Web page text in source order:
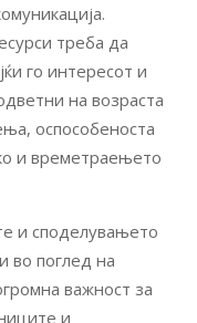
треба да
го интересот и
на возраста
оспособеноста
и времетраењето
и споделувањето
во поглед на
важност за
и